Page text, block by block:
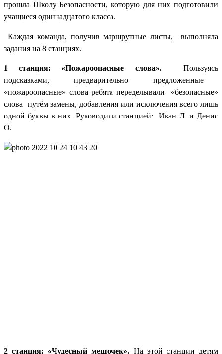
прошла Школу Безопасности, которую для них подготовили
учащиеся одиннадцатого класса.
Каждая команда, получив маршрутные листы, выполняла
задания на 8 станциях.
1 станция: «Пожароопасные слова».
Пользуясь
подсказками, предварительно предложенные
«пожароопасные» слова ребята переделывали «безопасные»
слова путём замены, добавления или исключения всего лишь
одной буквы в них. Руководили станцией: Иван Л. и Денис
О.
2 станция: «Чудесный мешочек». На этой станции детям